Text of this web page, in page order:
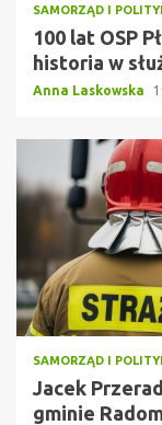
SAMORZĄD I
100 lat OSP
historia w
Anna Laskowska
SAMORZĄD I
Jacek
gminie